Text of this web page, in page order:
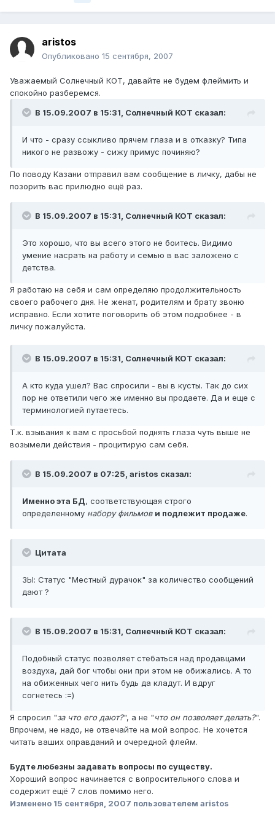
aristos
Опубликовано 15 сентября, 2007
Уважаемый Солнечный КОТ, давайте не будем флеймить и
спокойно разберемся.
В 15.09.2007 в 15:31, Солнечный КОТ сказал:
И что - сразу ссыкливо прячем глаза и в отказку? Типа
никого не развожу - сижу примус починяю?
По поводу Казани отправил вам сообщение в личку, дабы не
позорить вас прилюдно ещё раз.
В 15.09.2007 в 15:31, Солнечный КОТ сказал:
Это хорошо, что вы всего этого не боитесь. Видимо
умение насрать на работу и семью в вас заложено с
детства.
Я работаю на себя и сам определяю продолжительность
своего рабочего дня. Не женат, родителям и брату звоню
исправно. Если хотите поговорить об этом подробнее - в
личку пожалуйста.
В 15.09.2007 в 15:31, Солнечный КОТ сказал:
А кто куда ушел? Вас спросили - вы в кусты. Так до сих
пор не ответили чего же именно вы продаете. Да и еще с
терминологией путаетесь.
Т.к. взывания к вам с просьбой поднять глаза чуть выше не
возымели действия - процитирую сам себя.
В 15.09.2007 в 07:25, aristos сказал:
Именно эта БД, соответствующая строго
определенному набору фильмов и подлежит продаже.
Цитата
ЗЫ: Статус "Местный дурачок" за количество сообщений
дают ?
В 15.09.2007 в 15:31, Солнечный КОТ сказал:
Подобный статус позволяет стебаться над продавцами
воздуха, дай бог чтобы они при этом не обижались. А то
на обиженных чего нить будь да кладут. И вдруг
согнетесь :=)
Я спросил "за что его дают?", а не "что он позволяет делать?".
Впрочем, не надо, не отвечайте на мой вопрос. Не хочется
читать ваших оправданий и очередной флейм.
Будте любезны задавать вопросы по существу.
Хороший вопрос начинается с вопросительного слова и
содержит ещё 7 слов помимо него.
Изменено 15 сентября, 2007 пользователем aristos